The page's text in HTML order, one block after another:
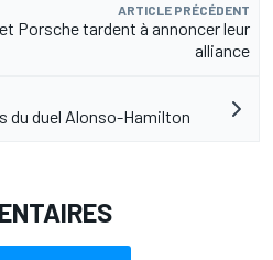
ARTICLE PRÉCÉDENT
Porsche tardent à annoncer leur
alliance
du duel Alonso-Hamilton